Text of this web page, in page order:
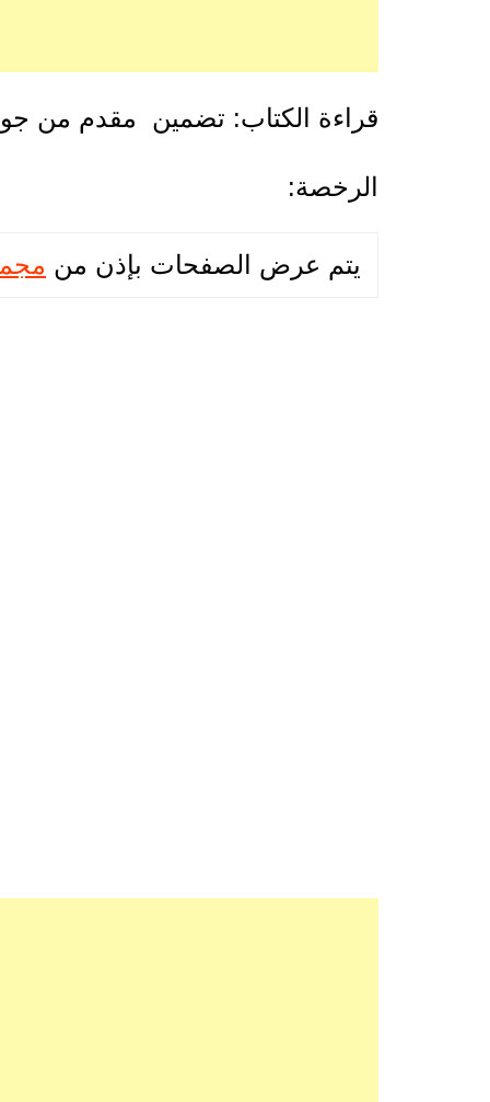
قراءة الكتاب: تضمين مقدم من
الرخصة:
يتم عرض الصفحات بإذن من